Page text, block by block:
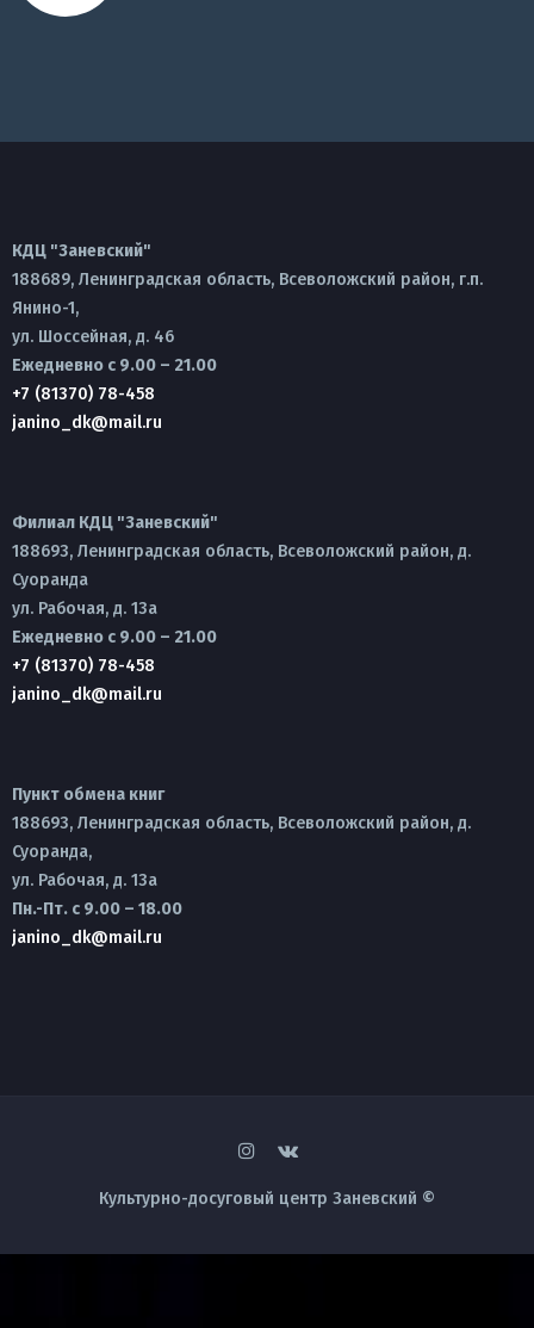
КДЦ "Заневский"
188689, Ленинградская область, Всеволожский район, г.п.
Янино-1,
ул. Шоссейная, д. 46
Ежедневно с 9.00 – 21.00
+7 (81370) 78-458
janino_dk@mail.ru
Филиал КДЦ "Заневский"
188693, Ленинградская область, Всеволожский район, д.
Суоранда
ул. Рабочая, д. 13а
Ежедневно с 9.00 – 21.00
+7 (81370) 78-458
janino_dk@mail.ru
Пункт обмена книг
188693, Ленинградская область, Всеволожский район, д.
Суоранда,
ул. Рабочая, д. 13а
Пн.-Пт. с 9.00 – 18.00
janino_dk@mail.ru
Культурно-досуговый центр Заневский ©